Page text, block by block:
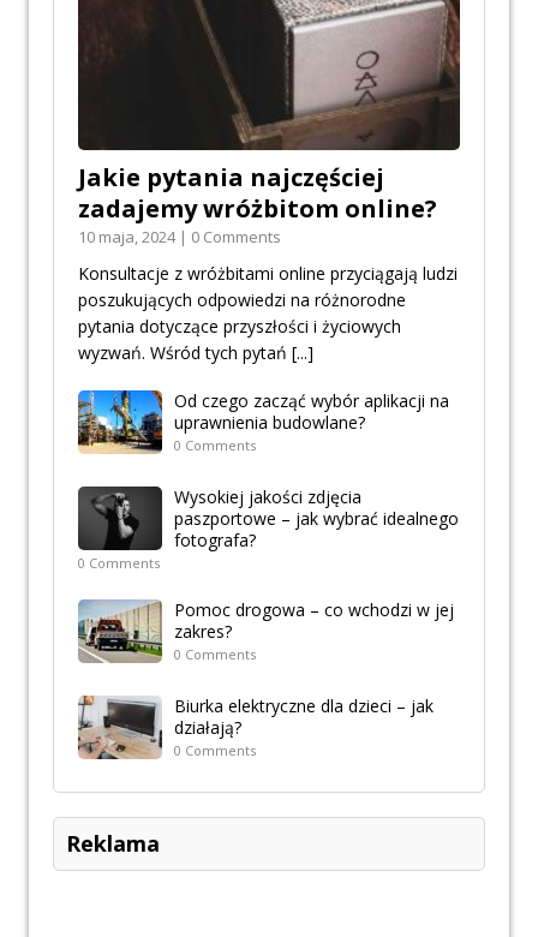
Jakie pytania najczęściej
zadajemy wróżbitom online?
10 maja, 2024 | 0 Comments
Konsultacje z wróżbitami online przyciągają ludzi
poszukujących odpowiedzi na różnorodne
pytania dotyczące przyszłości i życiowych
wyzwań. Wśród tych pytań [...]
Od czego zacząć wybór aplikacji na
uprawnienia budowlane?
0 Comments
Wysokiej jakości zdjęcia
paszportowe – jak wybrać idealnego
fotografa?
0 Comments
Pomoc drogowa – co wchodzi w jej
zakres?
0 Comments
Biurka elektryczne dla dzieci – jak
działają?
0 Comments
Reklama